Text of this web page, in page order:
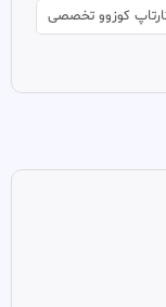
کوزوو تخصصی